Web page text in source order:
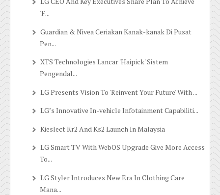
LG CEO And Key Executives Share Plan To Achieve
'F...
Guardian & Nivea Ceriakan Kanak-kanak Di Pusat
Pen...
XTS Technologies Lancar 'Haipick' Sistem
Pengendal...
LG Presents Vision To 'Reinvent Your Future' With ...
LG’s Innovative In-vehicle Infotainment Capabiliti...
Kieslect Kr2 And Ks2 Launch In Malaysia
LG Smart TV With WebOS Upgrade Give More Access
To...
LG Styler Introduces New Era In Clothing Care
Mana...